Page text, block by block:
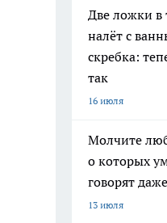
Две ложки
налёт с
скребка:
так
16 июля
Молчите
о которых
говорят
13 июля